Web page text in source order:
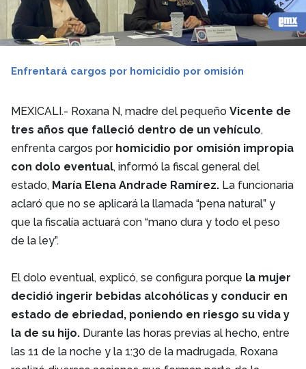
Enfrentará cargos por homicidio por omisión
MEXICALI.- Roxana N, madre del pequeño Vicente de
tres años que falleció dentro de un vehículo,
enfrenta cargos por homicidio por omisión impropia
con dolo eventual, informó la fiscal general del
estado, María Elena Andrade Ramírez. La funcionaria
aclaró que no se aplicará la llamada “pena natural” y
que la fiscalía actuará con “mano dura y todo el peso
de la ley”.
El dolo eventual, explicó, se configura porque la mujer
decidió ingerir bebidas alcohólicas y conducir en
estado de ebriedad, poniendo en riesgo su vida y
la de su hijo. Durante las horas previas al hecho, entre
las 11 de la noche y la 1:30 de la madrugada, Roxana